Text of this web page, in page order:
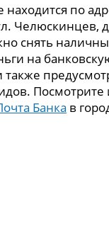
по
Челюскинцев,
снять
на
также
Банка в